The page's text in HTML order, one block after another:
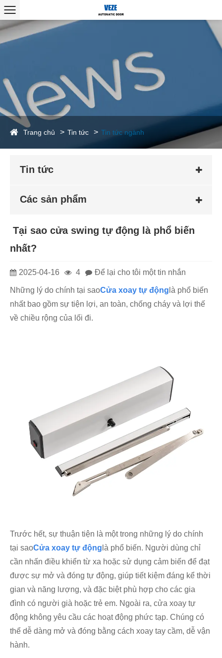
Trang chủ Tin tức Tin tức ngành
Tin tức
Các sản phẩm
‌ Tại sao cửa swing tự động là phổ biến
nhất?
2025-04-16 4 Để lại cho tôi một tin nhắn
Những lý do chính tại saoCửa xoay tự động là phổ biến
nhất bao gồm sự tiện lợi, an toàn, chống cháy và lợi thế
về chiều rộng của lối đi.
Trước hết, sự thuận tiện là một trong những lý do chính
tại saoCửa xoay tự động là phổ biến. Người dùng chỉ
cần nhấn điều khiển từ xa hoặc sử dụng cảm biến để đạt
được sự mở và đóng tự động, giúp tiết kiệm đáng kể thời
gian và năng lượng, và đặc biệt phù hợp cho các gia
đình có người già hoặc trẻ em. Ngoài ra, cửa xoay tự
động không yêu cầu các hoạt động phức tạp. Chúng có
thể dễ dàng mở và đóng bằng cách xoay tay cầm, dễ vận
hành.